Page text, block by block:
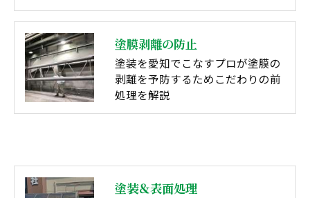
塗膜剥離の防止
塗装を愛知でこなすプロが塗膜の
剥離を予防するためこだわりの前
処理を解説
塗装＆表面処理